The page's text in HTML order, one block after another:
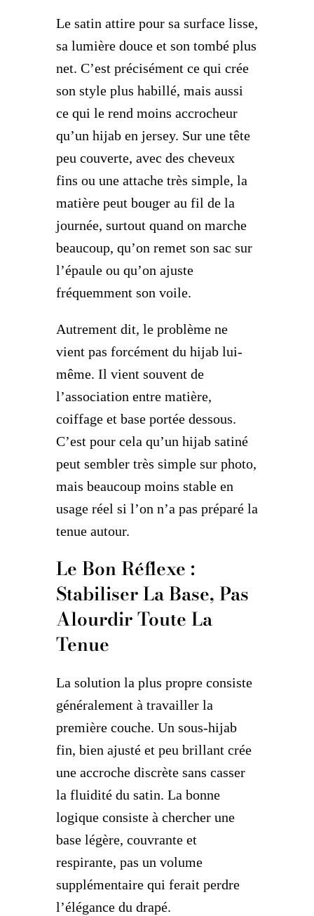
Le satin attire pour sa surface lisse,
sa lumière douce et son tombé plus
net. C’est précisément ce qui crée
son style plus habillé, mais aussi
ce qui le rend moins accrocheur
qu’un hijab en jersey. Sur une tête
peu couverte, avec des cheveux
fins ou une attache très simple, la
matière peut bouger au fil de la
journée, surtout quand on marche
beaucoup, qu’on remet son sac sur
l’épaule ou qu’on ajuste
fréquemment son voile.
Autrement dit, le problème ne
vient pas forcément du hijab lui-
même. Il vient souvent de
l’association entre matière,
coiffage et base portée dessous.
C’est pour cela qu’un hijab satiné
peut sembler très simple sur photo,
mais beaucoup moins stable en
usage réel si l’on n’a pas préparé la
tenue autour.
Le Bon Réflexe :
Stabiliser La Base, Pas
Alourdir Toute La
Tenue
La solution la plus propre consiste
généralement à travailler la
première couche. Un sous-hijab
fin, bien ajusté et peu brillant crée
une accroche discrète sans casser
la fluidité du satin. La bonne
logique consiste à chercher une
base légère, couvrante et
respirante, pas un volume
supplémentaire qui ferait perdre
l’élégance du drapé.